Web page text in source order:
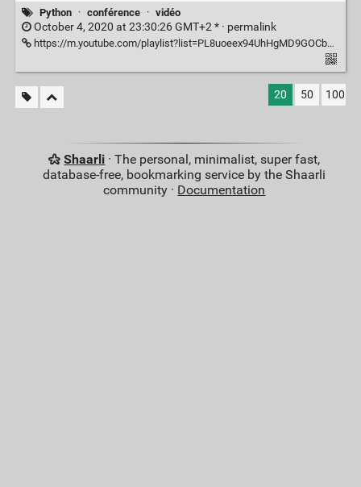
Python · conférence · vidéo
October 4, 2020 at 23:30:26 GMT+2 * · permalink
https://m.youtube.com/playlist?list=PL8uoeex94UhHgMD9GOCbEHWku7pEPx9fW
20 50 100
Shaarli · The personal, minimalist, super fast,
database-free, bookmarking service by the Shaarli
community · Documentation